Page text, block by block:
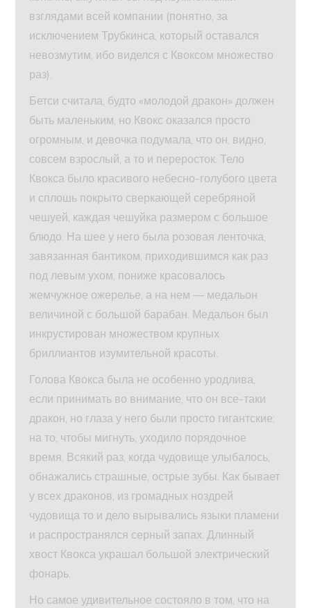
взглядами всей компании (понятно, за
исключением Трубкинса, который оставался
невозмутим, ибо виделся с Квоксом множество
раз).
Бетси считала, будто «молодой дракон» должен
быть маленьким, но Квокс оказался просто
огромным, и девочка подумала, что он, видно,
совсем взрослый, а то и переросток. Тело
Квокса было красивого небесно-голубого цвета
и сплошь покрыто сверкающей серебряной
чешуей, каждая чешуйка размером с большое
блюдо. На шее у него была розовая ленточка,
завязанная бантиком, приходившимся как раз
под левым ухом, пониже красовалось
жемчужное ожерелье, а на нем — медальон
величиной с большой барабан. Медальон был
инкрустирован множеством крупных
бриллиантов изумительной красоты.
Голова Квокса была не особенно уродлива,
если принимать во внимание, что он все-таки
дракон, но глаза у него были просто гигантские:
на то, чтобы мигнуть, уходило порядочное
время. Всякий раз, когда чудовище улыбалось,
обнажались страшные, острые зубы. Как бывает
у всех драконов, из громадных ноздрей
чудовища то и дело вырывались языки пламени
и распространялся серный запах. Длинный
хвост Квокса украшал большой электрический
фонарь.
Но самое удивительное состояло в том, что на